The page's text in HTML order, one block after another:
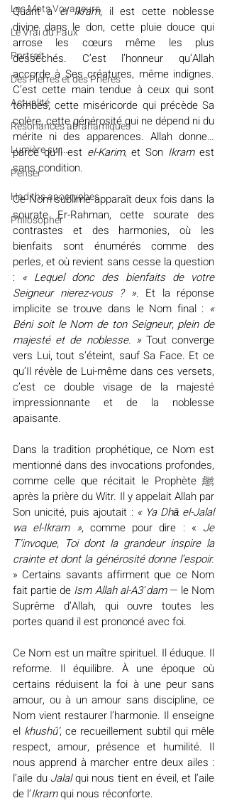
Les Mots Voyageurs
Le Vrai du Faux
Portrait
Des Pierres et des Prières
Actualité
Résonances abrahamiques
Lumière sur...
Penser
Hadiths apocryphes
Philosopher
Quant à el Ikram, il est cette noblesse
divine dans le don, cette pluie douce qui
arrose les cœurs même les plus
desséchés. C’est l’honneur qu’Allah
accorde à Ses créatures, même indignes.
C’est cette main tendue à ceux qui sont
tombés, cette miséricorde qui précède Sa
colère, cette générosité qui ne dépend ni du
mérite ni des apparences. Allah donne…
parce qu’Il est el-Karim, et Son Ikram est
sans condition.
Ce Nom sublime apparaît deux fois dans la
sourate Er-Rahman, cette sourate des
contrastes et des harmonies, où les
bienfaits sont énumérés comme des
perles, et où revient sans cesse la question
: « Lequel donc des bienfaits de votre
Seigneur nierez-vous ? ». Et la réponse
implicite se trouve dans le Nom final : «
Béni soit le Nom de ton Seigneur, plein de
majesté et de noblesse. » Tout converge
vers Lui, tout s’éteint, sauf Sa Face. Et ce
qu’Il révèle de Lui-même dans ces versets,
c’est ce double visage de la majesté
impressionnante et de la noblesse
apaisante.
Dans la tradition prophétique, ce Nom est
mentionné dans des invocations profondes,
comme celle que récitait le Prophète ﷺ
après la prière du Witr. Il y appelait Allah par
Son unicité, puis ajoutait : « Ya Dhā el-Jalal
wa el-Ikram », comme pour dire : « Je
T’invoque, Toi dont la grandeur inspire la
» Certains savants affirment que ce Nom
fait partie de Ism Allah al-A3ʿdam — le Nom
Suprême d’Allah, qui ouvre toutes les
portes quand il est prononcé avec foi.
Ce Nom est un maître spirituel. Il éduque. Il
reforme. Il équilibre. À une époque où
certains réduisent la foi à une peur sans
amour, ou à un amour sans discipline, ce
Nom vient restaurer l’harmonie. Il enseigne
el khushû‘, ce recueillement subtil qui mêle
respect, amour, présence et humilité. Il
nous apprend à marcher entre deux ailes :
l’aile du Jalal qui nous tient en éveil, et l’aile
de l’Ikram qui nous réconforte.